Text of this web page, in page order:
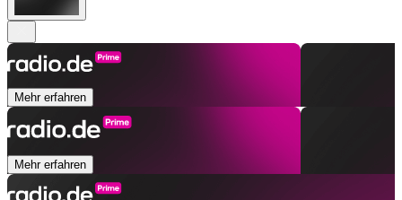
Mehr erfahren
Mehr erfahren